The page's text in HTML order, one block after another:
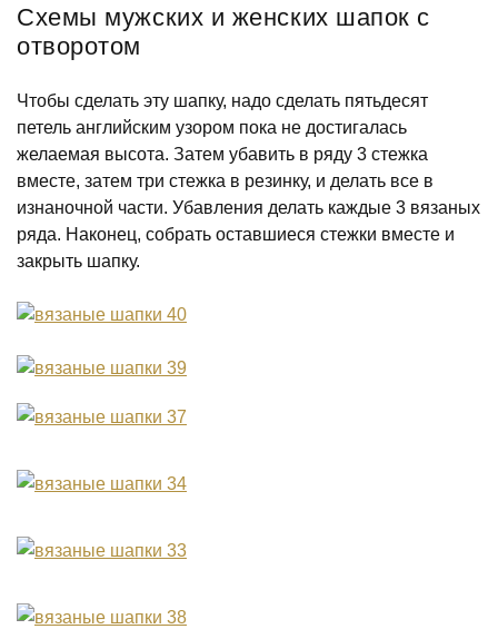
Схемы мужских и женских шапок с
отворотом
Чтобы сделать эту шапку, надо сделать пятьдесят
петель английским узором пока не достигалась
желаемая высота. Затем убавить в ряду 3 стежка
вместе, затем три стежка в резинку, и делать все в
изнаночной части. Убавления делать каждые 3 вязаных
ряда. Наконец, собрать оставшиеся стежки вместе и
закрыть шапку.